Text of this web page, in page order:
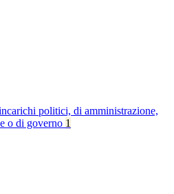
politici, di amministrazione,
o di governo 1